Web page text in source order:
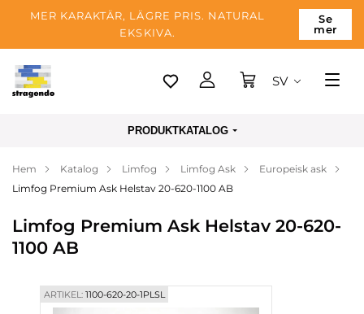
MER KARAKTÄR, LÄGRE PRIS. NATURAL
EKSKIVA.
Se
mer
Tallinn
Betalning
Blogg
SV
PRODUKTKATALOG
Hem Katalog Limfog Limfog Ask
Europeisk ask
Limfog Premium Ask Helstav 20-620-1100 AB
Limfog Premium Ask Helstav 20-620-
1100 AB
ARTIKEL:1100-620-20-1PLSL